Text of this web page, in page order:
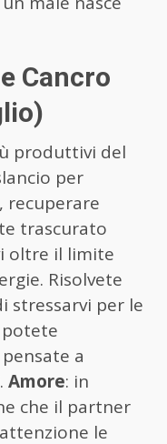
Cancro
produttivi del
per
recuperare
trascurato
oltre il limite
Risolvete
stressarvi per le
a
Amore: in
che il partner
le